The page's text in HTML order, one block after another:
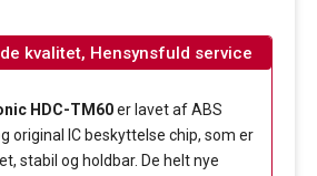
kvalitet, Hensynsfuld service
HDC-TM60er lavet af ABS
original IC beskyttelse chip, som er
stabil og holdbar. De helt nye